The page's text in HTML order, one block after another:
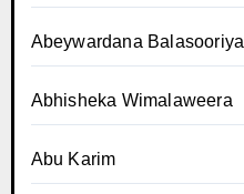
Abeywardana Balasooriya
Abhisheka Wimalaweera
Abu Karim